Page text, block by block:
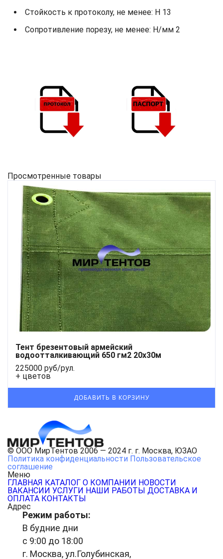
Стойкость к протоколу, не менее: H 13
Сопротивление порезу, не менее: Н/мм 2
Просмотренные товары
Тент брезентовый армейский
водоотталкивающий 650 гм2 20x30м
225000 руб/рул.
+ цветов
© ООО МирТентов 2006 — 2024 г. г. Москва, ЮЗАО
Политика конфиденциальности Пользовательское
соглашение
Меню
ГЛАВНАЯ КАТАЛОГ О КОМПАНИИ НОВОСТИ
ВАКАНСИИ УСЛУГИ НАШИ РАБОТЫ ДОСТАВКА И
ОПЛАТА КОНТАКТЫ
Адрес
Режим работы:
В будние дни
с 9:00 до 18:00
г. Москва, ул.Голубинская,